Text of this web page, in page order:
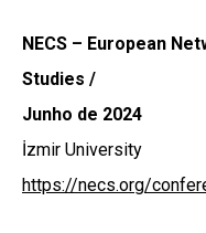
NECS – European
Studies /
Junho de 2024
İzmir University
https://necs.org/